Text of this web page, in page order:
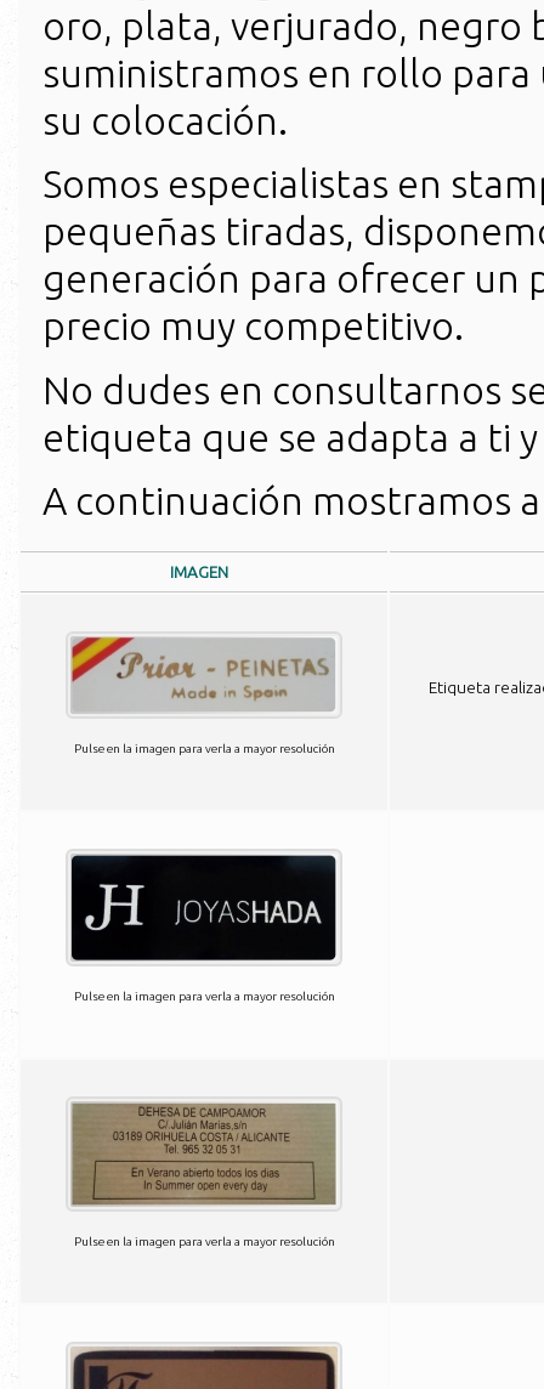
oro, plata, verjurado, negro
suministramos en rollo
su colocación.
Somos especialistas en
pequeñas tiradas,
generación para ofrecer un
precio muy competitivo.
No dudes en consultarnos
etiqueta que se adapta a ti
A continuación mostramos
IMAGEN
Pulse en la imagen para verla a mayor resolución
Etiqueta
Pulse en la imagen para verla a mayor resolución
Pulse en la imagen para verla a mayor resolución